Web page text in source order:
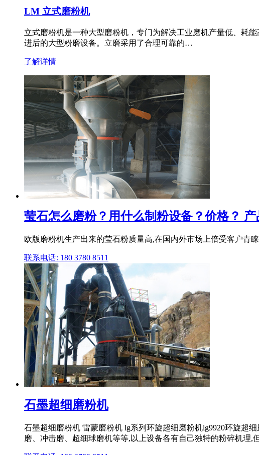
LM 立式磨粉机
立式磨粉机是一种大型磨粉机，专门为解决工业磨机产量低、耗
进后的大型粉磨设备。立磨采用了合理可靠的…
了解详情
莹石怎么磨粉？用什么制粉设备？价格？ 产
欧版磨粉机生产出来的莹石粉质量高,在国内外市场上倍受客户青
联系电话: 180 3780 8511
石墨超细磨粉机
石墨超细磨粉机 雷蒙磨粉机 lg系列环旋超细磨粉机lg9920环旋超
磨、冲击磨、超细球磨机等等,以上设备各有自己独特的粉碎机理,